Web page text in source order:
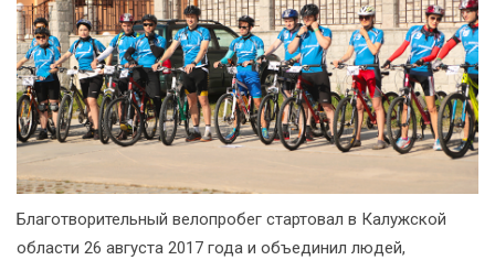
Благотворительный велопробег стартовал в Калужской
области 26 августа 2017 года и объединил людей,